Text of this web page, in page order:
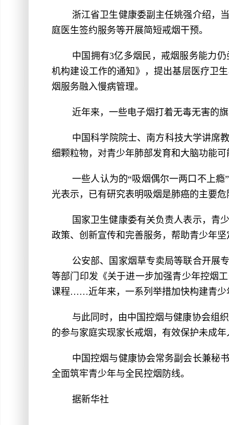
浙江省卫生健康委副主任姚强介绍，
庭医生签约服务等开展简短戒烟干预。
中国拥有3亿多烟民，戒烟服务能力
机构建设工作的通知》，提出基层医疗卫
烟服务融入慢病管理。
近年来，一些电子烟打着无毒无害的
中国科学院院士、南方科技大学讲席
细颗粒物，对青少年肺部发育和大脑功能
一些人认为的“吸烟偶尔一两口不上
光表示，已有研究表明吸烟是肺癌的主要
国家卫生健康委有关负责人表示，青
政策、创新宣传和完善服务，帮助青少年
公安部、国家烟草专卖局等联合开展
等部门印发《关于进一步加强青少年控烟
课程……近年来，一系列举措加快构建青少
与此同时，由中国控烟与健康协会组
的参与家庭实现家长戒烟，有效保护未成
中国控烟与健康协会常务副会长兼秘
全面筑牢青少年与全民控烟防线。
据新华社